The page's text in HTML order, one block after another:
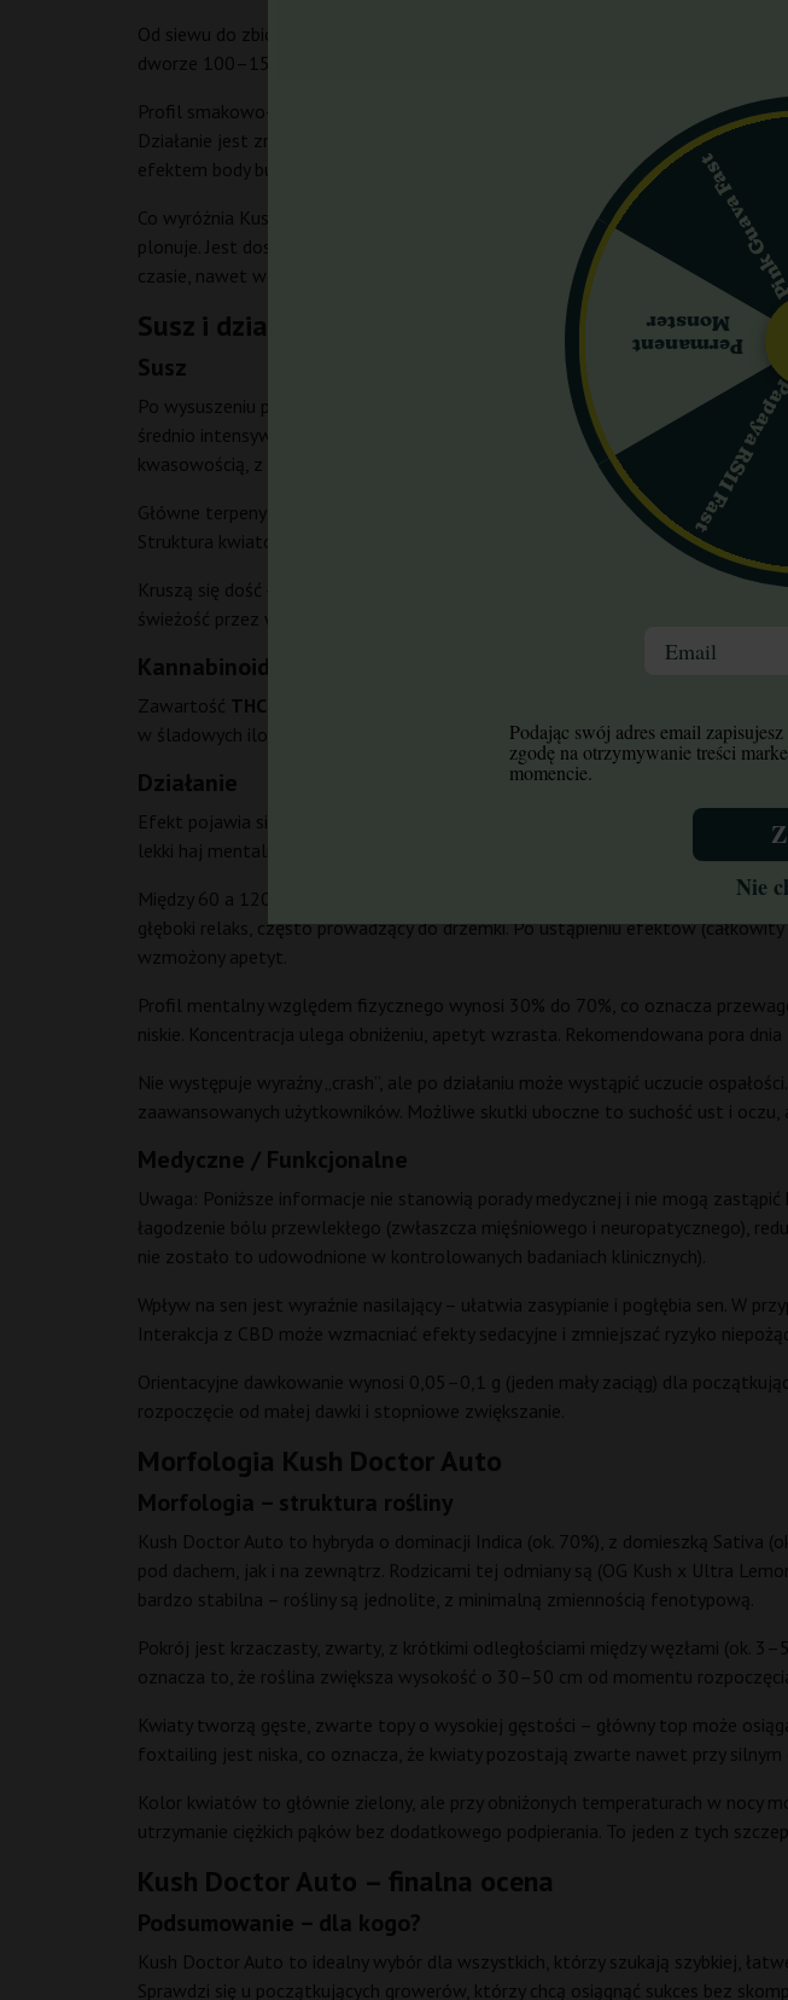
Od siewu do zbioru mija
dworze 100–150 g z rośliny. Zawartość THC waha się między 19 a 21%, przy
Profil smakowo-zapachowy to słodka, ziemista baza z wyraźnymi nutami
Działanie jest zrównoważone: początkowo pojawia się lekki haj mentalny i
efektem body buzz, który po pewnym czasie przechodzi w głęboki, senny relaks.
Co wyróżnia Kush Doctor Auto? Przede wszystkim łatwość uprawy – jest
plonuje. Jest doskonała dla growerów, którzy szukają niezawodnej, mocnej
czasie, nawet w małym growboxie.
Susz i działanie Kush Doctor Auto
Susz
Po wysuszeniu pąki Kush Doctor Auto mają intensywny, ziemisto-słodki
średnio intensywny, ale wyraźny i przyjemny. Smak koresponduje z zapachem:
kwasowością, z subtelną nutą przypraw i diesla.
Główne terpeny to mircen (ok. 40%), karyofilen (ok. 25%) i limonen (ok. 15%),
Struktura kwiatów jest gęsta, zwarta – pąki są średnio twarde, pokryte gęstą
Kruszą się dość łatwo, co ułatwia rozdrabnianie. Trwałość przechowywania
świeżość przez wiele miesięcy.
Kannabinoidy
Zawartość THC wynosi 19–21%
(zależnie od fenotypu i warunków uprawy).
w śladowych ilościach, co jest typowe dla stabilnych odmian Kush. Rośliny te
Działanie
Efekt pojawia się w ciągu 5–15 minut po inhalacji. W pierwszych 60 minutach
lekki haj mentalny, rozweselenie i uczucie szczęścia oraz redukcja napięcia. Nie
Między 60 a 120 minutą działanie staje się bardziej sedatywne: mięśnie
głęboki relaks, często prowadzący do drzemki. Po ustąpieniu efektów
wzmożony apetyt.
Profil mentalny względem fizycznego wynosi 30% do 70%, co oznacza
niskie. Koncentracja ulega obniżeniu, apetyt wzrasta. Rekomendowana pora
Nie występuje wyraźny „crash”, ale po działaniu może wystąpić uczucie
zaawansowanych użytkowników. Możliwe skutki uboczne to suchość ust i oczu,
Medyczne / Funkcjonalne
Uwaga: Poniższe informacje nie stanowią porady medycznej i nie mogą
łagodzenie bólu przewlekłego (zwłaszcza mięśniowego i neuropatycznego),
nie zostało to udowodnione w kontrolowanych badaniach klinicznych).
Wpływ na sen jest wyraźnie nasilający – ułatwia zasypianie i pogłębia sen. W
Interakcja z CBD może wzmacniać efekty sedacyjne i zmniejszać ryzyko
Orientacyjne dawkowanie wynosi 0,05–0,1 g (jeden mały zaciąg) dla
rozpoczęcie od małej dawki i stopniowe zwiększanie.
Morfologia Kush Doctor Auto
Morfologia – struktura rośliny
Kush Doctor Auto to hybryda o dominacji Indica (ok. 70%), z domieszką Sativa
pod dachem, jak i na zewnątrz. Rodzicami tej odmiany są (OG Kush x Ultra
bardzo stabilna – rośliny są jednolite, z minimalną zmiennością fenotypową.
Pokrój jest krzaczasty, zwarty, z krótkimi odległościami między węzłami (ok.
oznacza to, że roślina zwiększa wysokość o 30–50 cm od momentu
Kwiaty tworzą gęste, zwarte topy o wysokiej gęstości – główny top może
foxtailing jest niska, co oznacza, że kwiaty pozostają zwarte nawet przy silnym
Kolor kwiatów to głównie zielony, ale przy obniżonych temperaturach w nocy
utrzymanie ciężkich pąków bez dodatkowego podpierania. To jeden z tych
Kush Doctor Auto – finalna ocena
Podsumowanie – dla kogo?
Kush Doctor Auto to idealny wybór dla wszystkich, którzy szukają szybkiej,
Sprawdzi się u początkujących growerów, którzy chcą osiągnąć sukces bez
Papaya RS11 Fast
Permanent
Monster
Pink Guava Fast
Email
Podając swój adres email
zgodę na otrzymywanie treści
momencie.
Nie